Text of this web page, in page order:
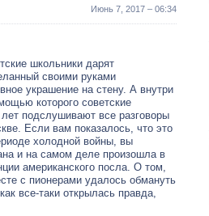
Июнь 7, 2017 – 06:34
школьники дарят
своими руками
украшение на стену. А внутри
которого советские
подслушивают все разговоры
Если вам показалось, что это
холодной войны, вы
и на самом деле произошла в
американского посла. О том,
с пионерами удалось обмануть
все-таки открылась правда,